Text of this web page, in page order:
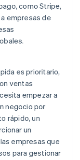
como Stripe,
empresas de
es prioritario,
ventas
empezar a
negocio por
rápido, un
un
empresas que
para gestionar